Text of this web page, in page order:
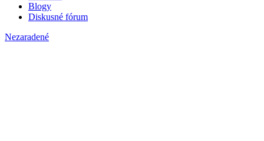
Blogy
Diskusné fórum
Nezaradené